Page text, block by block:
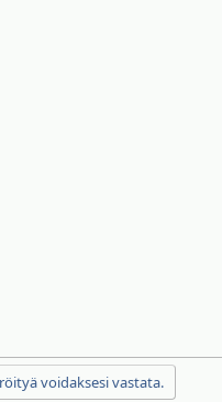
voidaksesi vastata.